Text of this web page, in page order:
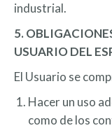
industrial.
5.
USUARIO DEL
El Usuario se
Hacer un uso
como de los